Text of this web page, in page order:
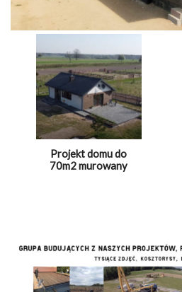
Projekt domu do
70m2 murowany